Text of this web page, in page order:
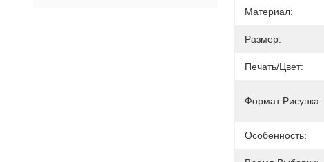
Материал:
Размер:
Печать/цвет:
Формат Рисунка:
Особенность: